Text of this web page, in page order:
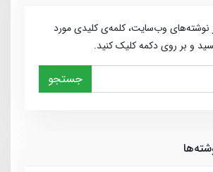
وب‌سایت، کلمه‌ی کلیدی مورد
و بر روی دکمه کلیک کنید.
جستجو